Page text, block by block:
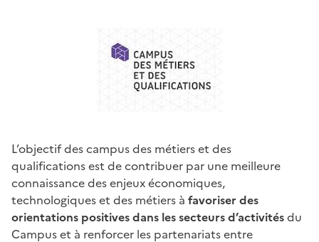
L’objectif des campus des métiers et des
qualifications est de contribuer par une meilleure
connaissance des enjeux économiques,
technologiques et des métiers à favoriser des
orientations positives dans les secteurs d’activitésdu
Campus et à renforcer les partenariats entre